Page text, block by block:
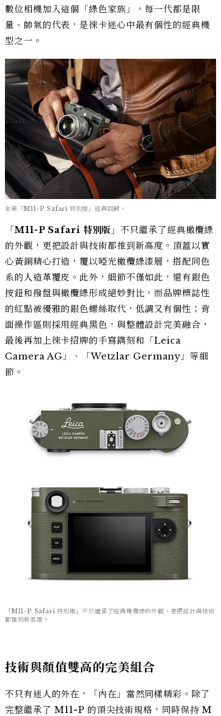
數位相機加入這個「綠色家族」，每一代都是限
量、帥氣的代表，是徠卡迷心中最有個性的經典機
型之一。
全新「M11-P Safari 特別版」經典回歸。
「 M11-P Safari 特別版」不只繼承了經典橄欖綠
的外觀，更把設計與技術都推到新高度。頂蓋以實
心黃銅精心打造，覆以啞光橄欖綠漆層，搭配同色
系的人造革覆皮。此外，細節不僅如此，還有銀色
按鈕和撥盤與橄欖綠形成絕妙對比，而品牌標誌性
的紅點被優雅的銀色螺絲取代，低調又有個性；背
面操作區則採用經典黑色，與整體設計完美融合，
最後再加上徠卡招牌的手寫鐫刻和「Leica
Camera AG」、「Wetzlar Germany」等細
節。
「M11-P Safari 特別版」不只繼承了經典橄欖綠的外觀，更把設計與技術
都推到新高度。
技術與顏值雙高的完美組合
不只有迷人的外在，「內在」當然同樣精彩。除了
完整繼承了 M11-P 的頂尖技術規格，同時保持 M